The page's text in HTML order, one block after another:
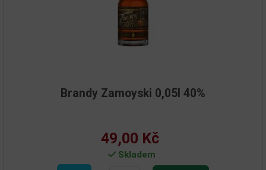
Brandy Zamoyski 0,05l 40%
49,00 Kč
Skladem